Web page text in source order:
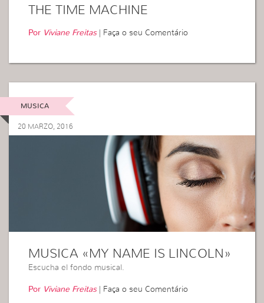
THE TIME MACHINE
Por Viviane Freitas| Faça o seu Comentário
MUSICA
20 MARZO, 2016
MUSICA «MY NAME IS LINCOLN»
Escucha el fondo musical.
Por Viviane Freitas| Faça o seu Comentário